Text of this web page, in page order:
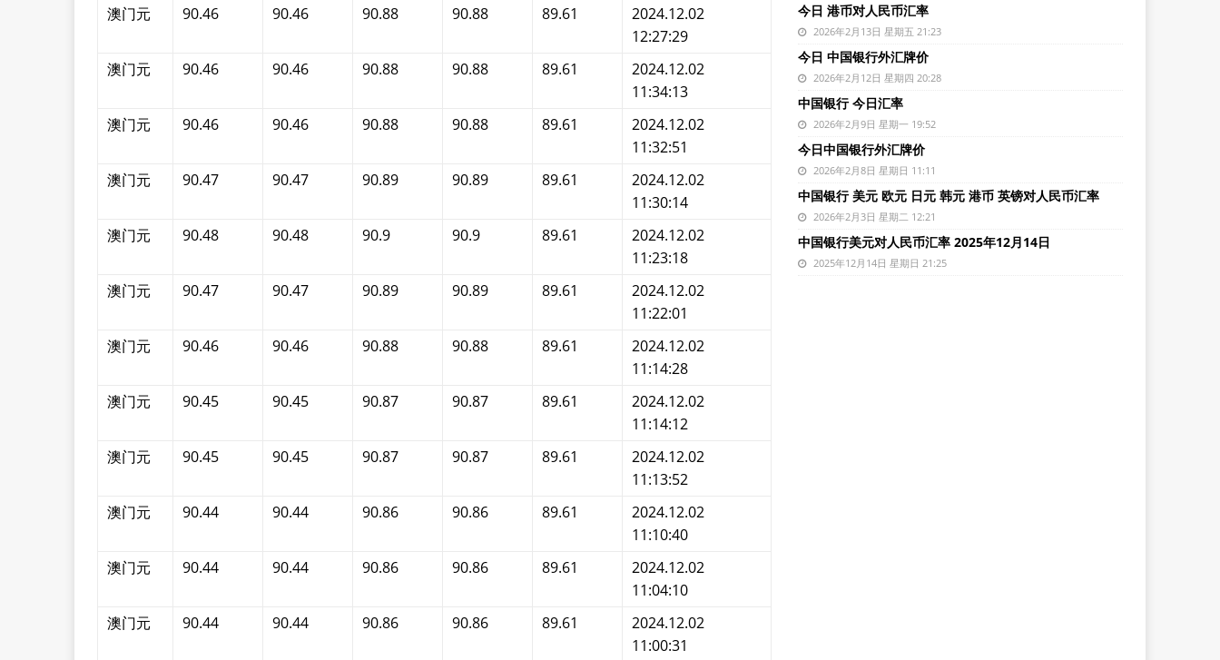
澳门元
90.46 90.46 90.88 90.88 89.61
2024.12.02
12:27:29
澳门元
90.46 90.46 90.88 90.88 89.61
2024.12.02
11:34:13
澳门元
90.46 90.46 90.88 90.88 89.61
2024.12.02
11:32:51
澳门元
90.47 90.47 90.89 90.89 89.61
2024.12.02
11:30:14
澳门元
90.48 90.48 90.9 90.9 89.61
2024.12.02
11:23:18
澳门元
90.47 90.47 90.89 90.89 89.61
2024.12.02
11:22:01
澳门元
90.46 90.46 90.88 90.88 89.61
2024.12.02
11:14:28
澳门元
90.45 90.45 90.87 90.87 89.61
2024.12.02
11:14:12
澳门元
90.45 90.45 90.87 90.87 89.61
2024.12.02
11:13:52
澳门元
90.44 90.44 90.86 90.86 89.61
2024.12.02
11:10:40
澳门元
90.44 90.44 90.86 90.86 89.61
2024.12.02
11:04:10
澳门元
90.44 90.44 90.86 90.86 89.61
2024.12.02
11:00:31
今日 港币对人民币汇率
2026年2月13日 星期五 21:23
今日 中国银行外汇牌价
2026年2月12日 星期四 20:28
中国银行 今日汇率
2026年2月9日 星期一 19:52
今日中国银行外汇牌价
2026年2月8日 星期日 11:11
中国银行 美元 欧元 日元 韩元 港币 英镑对人民币汇率
2026年2月3日 星期二 12:21
中国银行美元对人民币汇率 2025年12月14日
2025年12月14日 星期日 21:25